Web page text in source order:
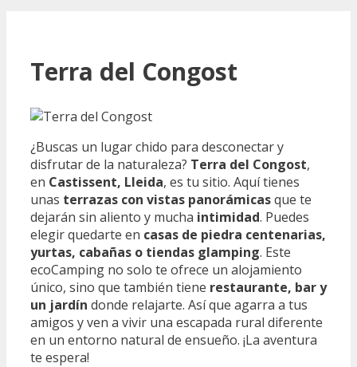
Terra del Congost
¿Buscas un lugar chido para desconectar y
disfrutar de la naturaleza? Terra del Congost,
en Castissent, Lleida, es tu sitio. Aquí tienes
unas terrazas con vistas panorámicasque te
dejarán sin aliento y mucha intimidad. Puedes
elegir quedarte en casas de piedra centenarias,
yurtas, cabañas o tiendas glamping. Este
ecoCamping no solo te ofrece un alojamiento
único, sino que también tiene restaurante, bar y
un jardín donde relajarte. Así que agarra a tus
amigos y ven a vivir una escapada rural diferente
en un entorno natural de ensueño. ¡La aventura
te espera!